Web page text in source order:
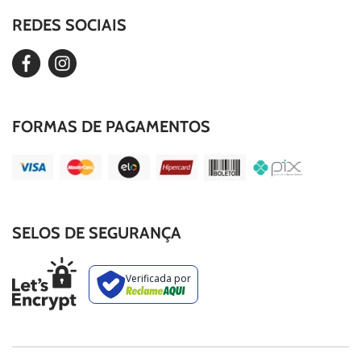
Editar Cookies
Duvidas Frequentes
REDES SOCIAIS
FORMAS DE PAGAMENTOS
SELOS DE SEGURANÇA